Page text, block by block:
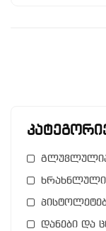
დანები და